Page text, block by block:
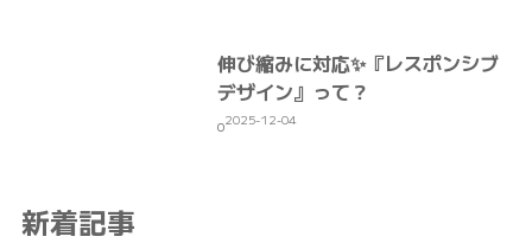
伸び縮みに対応✨『レスポンシブ
デザイン』って？
02025-12-04
新着記事